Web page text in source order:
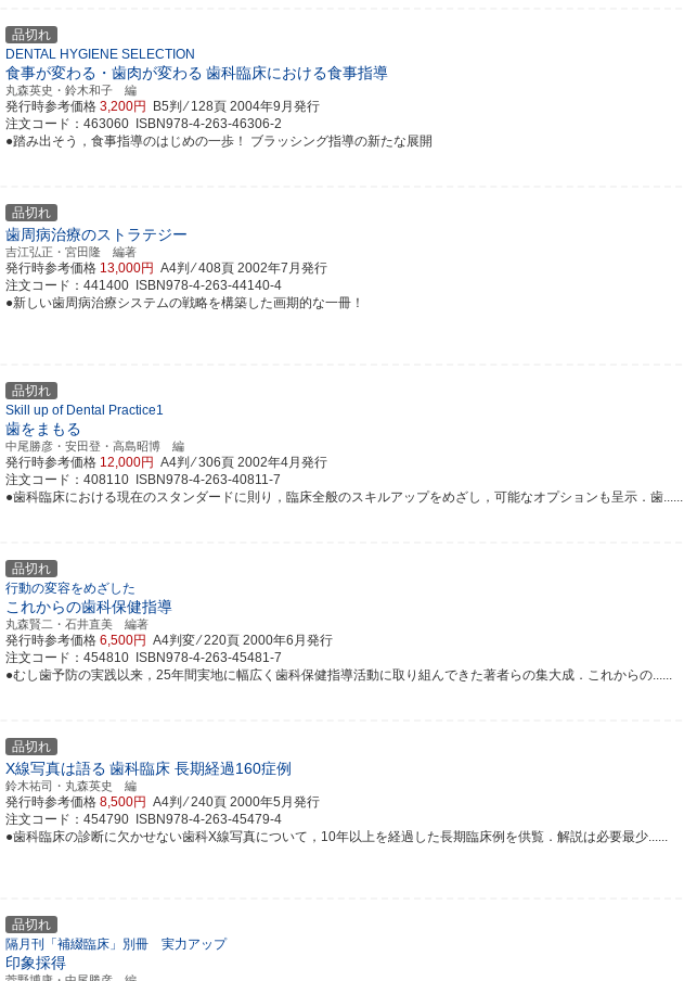
品切れ
DENTAL HYGIENE SELECTION
食事が変わる・歯肉が変わる 歯科臨床における食事指導
丸森英史・鈴木和子 編
発行時参考価格 3,200円 B5判 ⁄ 128頁 2004年9月発行
注文コード：463060 ISBN978-4-263-46306-2
●踏み出そう，食事指導のはじめの一歩！ ブラッシング指導の新たな展開
品切れ
歯周病治療のストラテジー
吉江弘正・宮田隆 編著
発行時参考価格 13,000円 A4判 ⁄ 408頁 2002年7月発行
注文コード：441400 ISBN978-4-263-44140-4
●新しい歯周病治療システムの戦略を構築した画期的な一冊！
品切れ
Skill up of Dental Practice1
歯をまもる
中尾勝彦・安田登・高島昭博 編
発行時参考価格 12,000円 A4判 ⁄ 306頁 2002年4月発行
注文コード：408110 ISBN978-4-263-40811-7
●歯科臨床における現在のスタンダードに則り，臨床全般のスキルアップをめざし，可能なオプションも呈示．歯......
品切れ
行動の変容をめざした
これからの歯科保健指導
丸森賢二・石井直美 編著
発行時参考価格 6,500円 A4判変 ⁄ 220頁 2000年6月発行
注文コード：454810 ISBN978-4-263-45481-7
●むし歯予防の実践以来，25年間実地に幅広く歯科保健指導活動に取り組んできた著者らの集大成．これからの......
品切れ
X線写真は語る 歯科臨床 長期経過160症例
鈴木祐司・丸森英史 編
発行時参考価格 8,500円 A4判 ⁄ 240頁 2000年5月発行
注文コード：454790 ISBN978-4-263-45479-4
●歯科臨床の診断に欠かせない歯科X線写真について，10年以上を経過した長期臨床例を供覧．解説は必要最少......
品切れ
隔月刊「補綴臨床」別冊 実力アップ
印象採得